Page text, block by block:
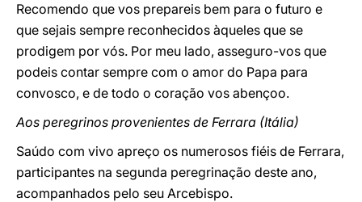
Recomendo que vos prepareis bem para o futuro e
que sejais sempre reconhecidos àqueles que se
prodigem por vós. Por meu lado, asseguro-vos que
podeis contar sempre com o amor do Papa para
convosco, e de todo o coração vos abençoo.
Aos peregrinos provenientes de Ferrara (Itália)
Saúdo com vivo apreço os numerosos fiéis de Ferrara,
participantes na segunda peregrinação deste ano,
acompanhados pelo seu Arcebispo.